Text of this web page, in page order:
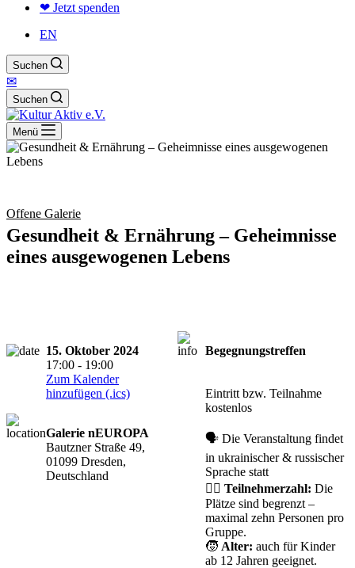
❤ Jetzt spenden
EN
Suchen
✉
Suchen
Menü
Offene Galerie
Gesundheit & Ernährung – Geheimnisse
eines ausgewogenen Lebens
15. Oktober 2024
17:00 - 19:00
Zum Kalender
hinzufügen (.ics)
Galerie nEUROPA
Bautzner Straße 49,
01099 Dresden,
Deutschland
Begegnungstreffen
Eintritt bzw. Teilnahme
kostenlos
🗣️ Die Veranstaltung findet
in ukrainischer & russischer
Sprache statt
🙋‍♀️ Teilnehmerzahl: Die
Plätze sind begrenzt –
maximal zehn Personen pro
Gruppe.
🧒 Alter: auch für Kinder
ab 12 Jahren geeignet.